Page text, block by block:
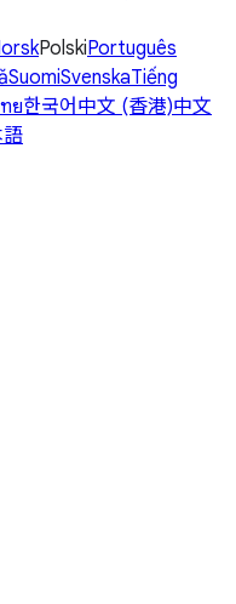
PolskiPortuguês
SuomiSvenskaTiếng
ย한국어 中文 (香港)中文
語